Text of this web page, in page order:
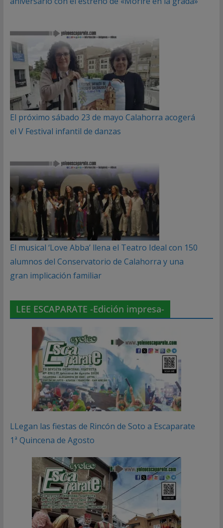
El próximo sábado 23 de mayo Calahorra acogerá
el V Festival infantil de danzas
El musical ‘Love Abba’ llena el Teatro Ideal con 150
alumnos del Conservatorio de Calahorra y una
gran implicación familiar
LEE ESCAPARATE -Edición impresa-
LLegan las fiestas de Rincón de Soto a Escaparate
1ª Quincena de Agosto